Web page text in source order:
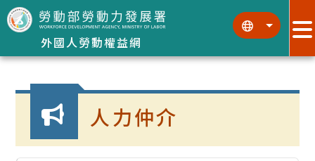
跳到主要內容區塊
外國人勞動權益網
::: :::
:::
人力仲介